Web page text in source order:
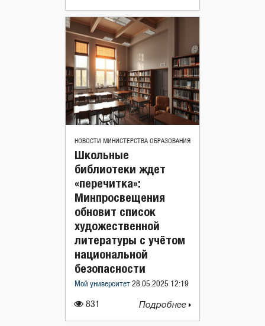
НОВОСТИ МИНИСТЕРСТВА ОБРАЗОВАНИЯ
831
Школьные
библиотеки ждет
«перечитка»:
Минпросвещения
обновит список
художественной
литературы с учётом
национальной
безопасности
Мой университет 28.05.2025 12:19
Подробнее